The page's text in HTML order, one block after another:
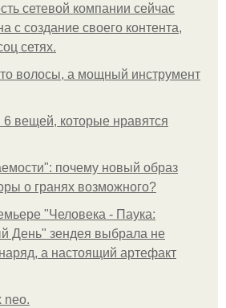
сетевой компании сейчас
с создание своего контента,
сетях.
волосы, а мощный инструмент
6 вещей, которые нравятся
почему новый образ
о гранях возможного?
"Человека - Паука:
День" зендея выбрала не
а настоящий артефакт
neo.